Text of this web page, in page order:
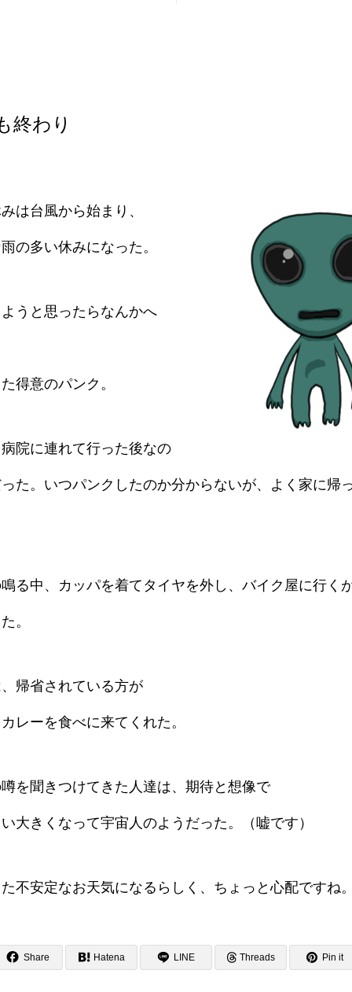
終わり
は台風から始まり、
の多い休みになった。
うと思ったらなんかへ
得意のパンク。
院に連れて行った後なの
た。いつパンクしたのか分からないが、よく家に帰
る中、カッパを着てタイヤを外し、バイク屋に行く
。
帰省されている方が
レーを食べに来てくれた。
を聞きつけてきた人達は、期待と想像で
大きくなって宇宙人のようだった。（嘘です）
不安定なお天気になるらしく、ちょっと心配ですね。
Share Hatena LINE Threads Pin it